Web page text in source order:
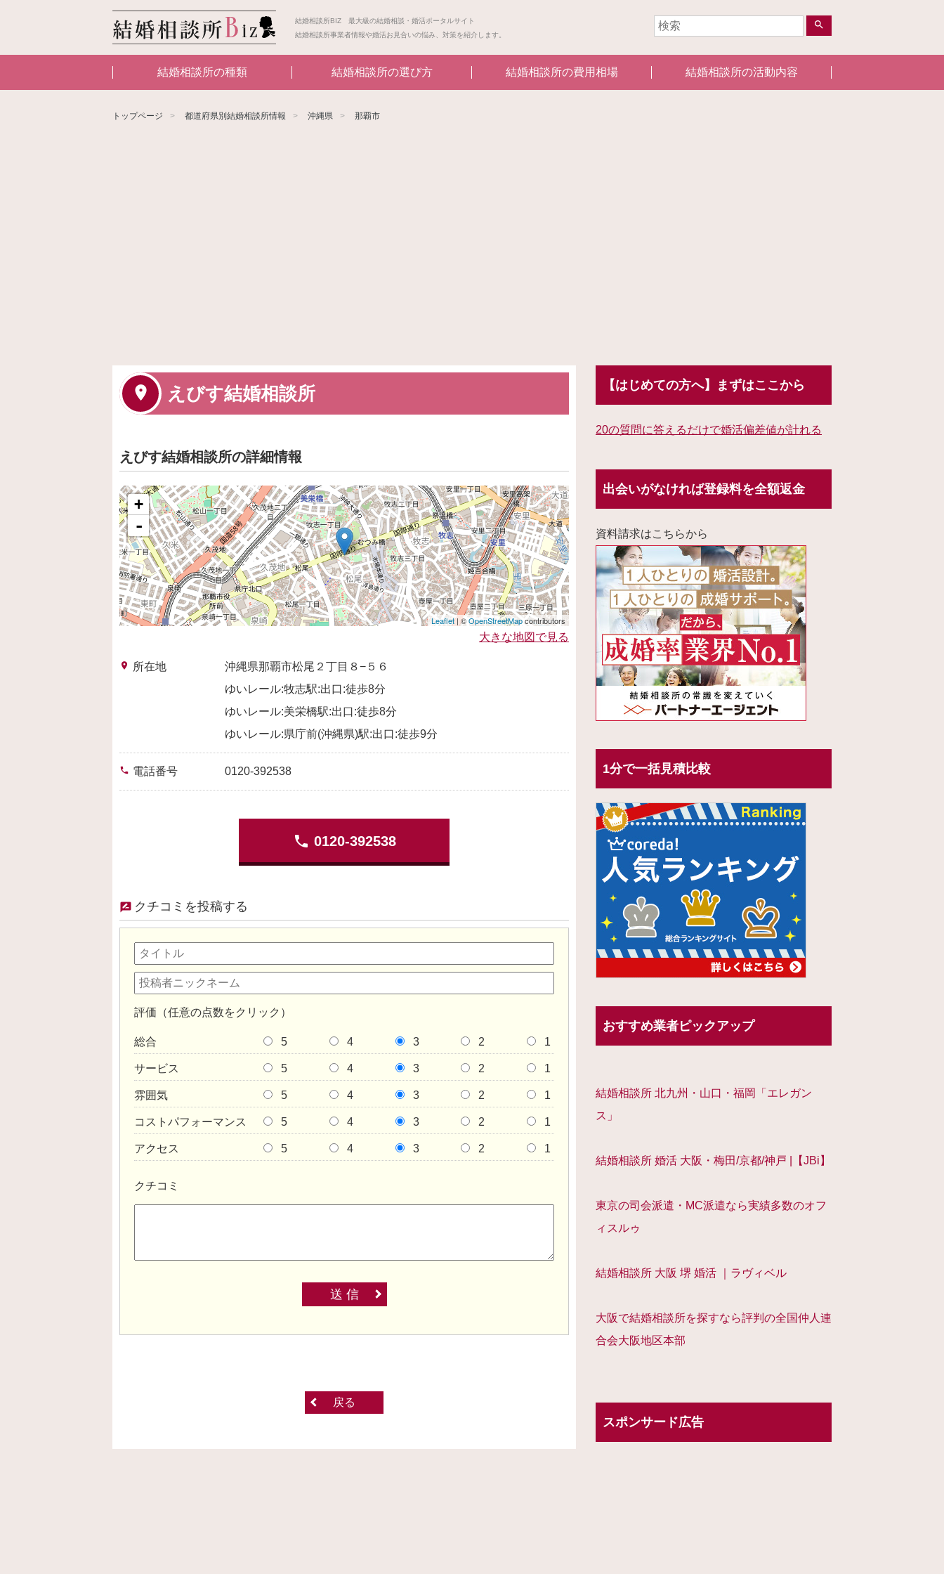
結婚相談所BIZ 最大級の結婚相談・婚活ポータルサイト
結婚相談所事業者情報や婚活お見合いの悩み、対策を紹介します。
search
結婚相談所の種類 結婚相談所の選び方 結婚相談所の費用相場 結婚相談所の活動内容
トップページ 都道府県別結婚相談所情報 沖縄県 那覇市
えびす結婚相談所
えびす結婚相談所の詳細情報
+
-
Leaflet| ©OpenStreetMapcontributors
大きな地図で見る
place 所在地
沖縄県那覇市松尾２丁目８−５６
ゆいレール:牧志駅:出口:徒歩8分
ゆいレール:美栄橋駅:出口:徒歩8分
ゆいレール:県庁前(沖縄県)駅:出口:徒歩9分
phone 電話番号 0120-392538
phone 0120-392538
クチコミを投稿する
評価（任意の点数をクリック）
総合 5 4 3 2 1
サービス 5 4 3 2 1
雰囲気 5 4 3 2 1
コストパフォーマンス 5 4 3 2 1
アクセス 5 4 3 2 1
クチコミ
送 信
戻る
【はじめての方へ】まずはここから
20の質問に答えるだけで婚活偏差値が計れる
出会いがなければ登録料を全額返金
資料請求はこちらから
1分で一括見積比較
おすすめ業者ピックアップ
結婚相談所 北九州・山口・福岡「エレガン
ス」
結婚相談所 婚活 大阪・梅田/京都/神戸 |【JBi】
東京の司会派遣・MC派遣なら実績多数のオフ
ィスルゥ
結婚相談所 大阪 堺 婚活 ｜ラヴィベル
大阪で結婚相談所を探すなら評判の全国仲人連
合会大阪地区本部
スポンサード広告